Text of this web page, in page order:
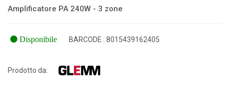
Amplificatore PA 240W - 3 zone
Disponibile BARCODE : 8015439162405
Prodotto da: